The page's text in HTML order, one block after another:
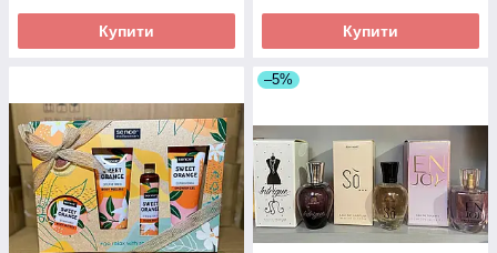
Купити Купити
–5%